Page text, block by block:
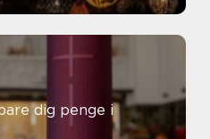
dig penge i